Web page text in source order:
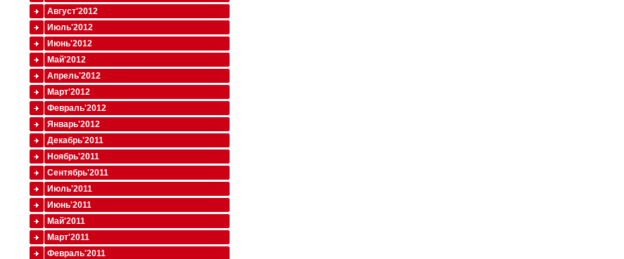
Август'2012
Июль'2012
Июнь'2012
Май'2012
Апрель'2012
Март'2012
Февраль'2012
Январь'2012
Декабрь'2011
Ноябрь'2011
Сентябрь'2011
Июль'2011
Июнь'2011
Май'2011
Март'2011
Февраль'2011